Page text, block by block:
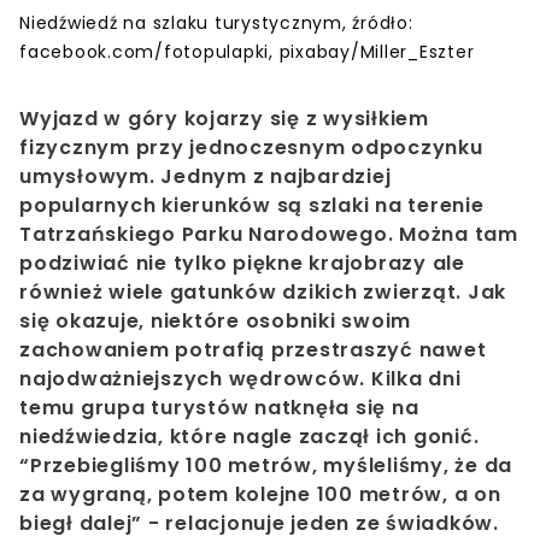
Niedźwiedź na szlaku turystycznym, źródło:
facebook.com/fotopulapki, pixabay/Miller_Eszter
Wyjazd w góry kojarzy się z wysiłkiem
fizycznym przy jednoczesnym odpoczynku
umysłowym. Jednym z najbardziej
popularnych kierunków są szlaki na terenie
Tatrzańskiego Parku Narodowego. Można tam
podziwiać nie tylko piękne krajobrazy ale
również wiele gatunków dzikich zwierząt. Jak
się okazuje, niektóre osobniki swoim
zachowaniem potrafią przestraszyć nawet
najodważniejszych wędrowców. Kilka dni
temu grupa turystów natknęła się na
niedźwiedzia, które nagle zaczął ich gonić.
“Przebiegliśmy 100 metrów, myśleliśmy, że da
za wygraną, potem kolejne 100 metrów, a on
biegł dalej” - relacjonuje jeden ze świadków.